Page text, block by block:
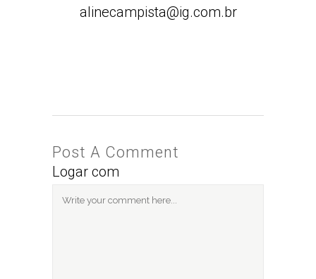
alinecampista@ig.com.br
Post A Comment
Logar com